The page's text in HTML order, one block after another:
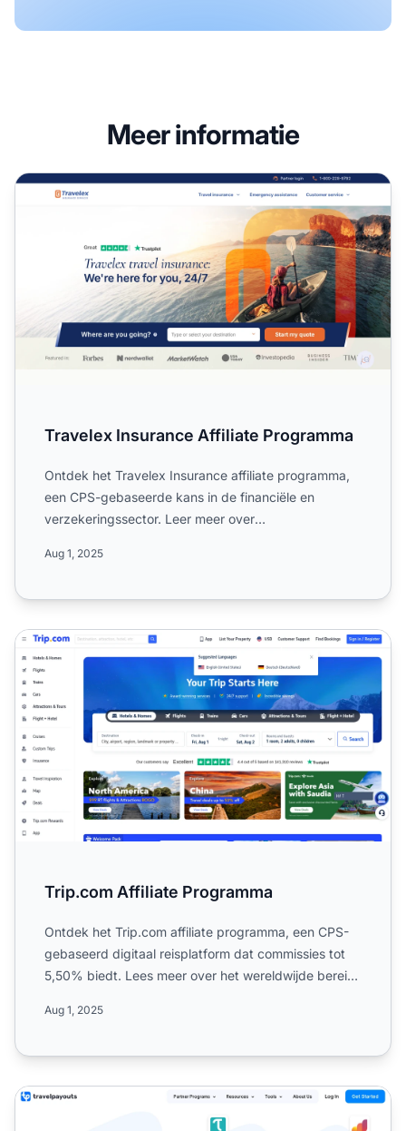
Meer informatie
Travelex Insurance Affiliate Programma
Travelex Insurance Affiliate Programma
Ontdek het Travelex Insurance affiliate programma,
een CPS-gebaseerde kans in de financiële en
verzekeringssector. Leer meer over
Aug 1, 2025
Trip.com Affiliate Programma
Trip.com Affiliate Programma
Ontdek het Trip.com affiliate programma, een CPS-
gebaseerd digitaal reisplatform dat commissies tot
5,50% biedt. Lees meer over het wereldwijde bereik,
Aug 1, 2025
Travelpayouts Affiliate Programma